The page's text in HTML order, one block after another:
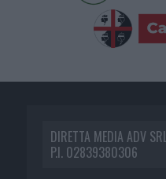
DIRETTA MEDIA ADV SRL
P.I. 02839380306